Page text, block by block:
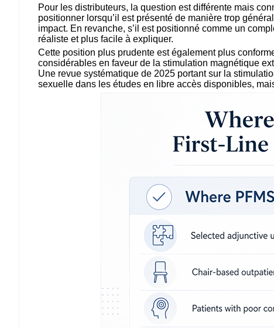
Pour les distributeurs, la question est différente mais
positionner lorsqu’il est présenté de manière trop
impact. En revanche, s’il est positionné comme un
réaliste et plus facile à expliquer.
Cette position plus prudente est également plus
considérables en faveur de la stimulation magnétique
Une revue systématique de 2025 portant sur la
sexuelle dans les études en libre accès disponibles,